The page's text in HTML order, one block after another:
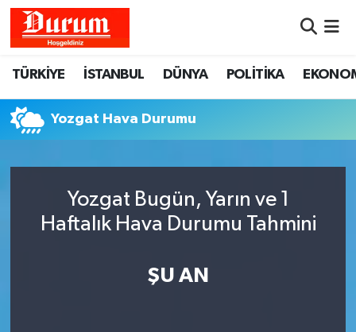
TÜRKİYE İSTANBUL DÜNYA POLİTİKA
Yozgat Hava Durumu
Yozgat Bugün, Yarın ve 1
Haftalık Hava Durumu Tahmini
ŞU AN
Hava Durumu
Namaz Vakitleri
Süper Lig Puan Durumu ve Fikstür